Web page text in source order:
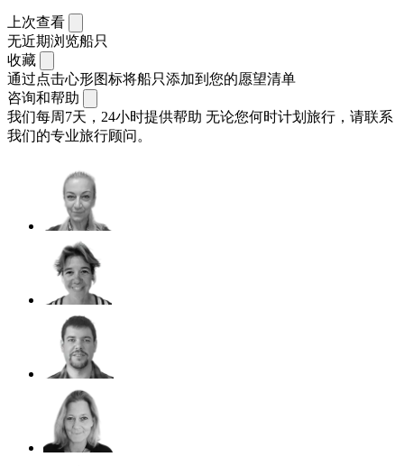
上次查看
无近期浏览船只
收藏
通过点击心形图标将船只添加到您的愿望清单
咨询和帮助
我们每周7天，24小时提供帮助 无论您何时计划旅行，请联系
我们的专业旅行顾问。